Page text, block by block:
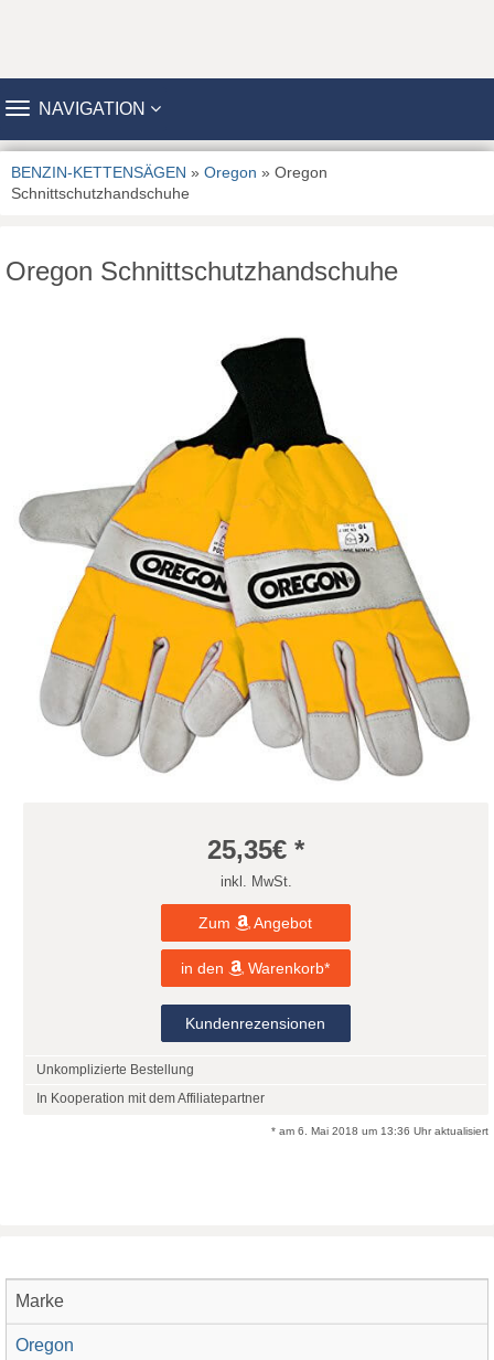
TOGGLE
NAVIGATION
BENZIN-KETTENSÄGEN » Oregon » Oregon
Schnittschutzhandschuhe
Oregon Schnittschutzhandschuhe
25,35€ *
inkl. MwSt.
Zum Angebot
in den Warenkorb*
Kundenrezensionen
Unkomplizierte Bestellung
In Kooperation mit dem Affiliatepartner
* am 6. Mai 2018 um 13:36 Uhr aktualisiert
Marke
Oregon